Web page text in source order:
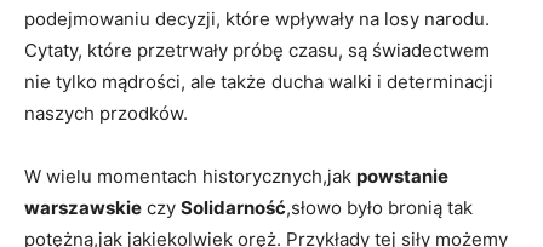
podejmowaniu decyzji, które wpływały na losy‍ narodu.
Cytaty, które przetrwały próbę ‍czasu, są świadectwem
nie tylko mądrości, ale⁢ także ducha walki i determinacji‍
naszych przodków.
W wielu momentach historycznych,jak powstanie
warszawskie czy Solidarność,słowo było bronią tak
potężną,jak jakiekolwiek ⁣oręż. ⁤Przykłady tej siły możemy‍